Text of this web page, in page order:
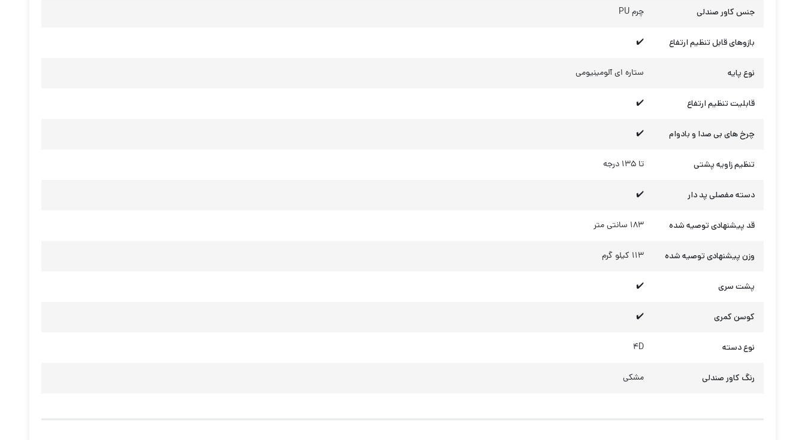
جنس کاور صندلی چرم PU
بازوهای قابل تنظیم ارتفاع ✔️
نوع پایه ستاره ای آلومینیومی
قابلیت تنظیم ارتفاع ✔️
چرخ های بی صدا و بادوام ✔️
تنظیم زاویه پشتی تا 135 درجه
دسته مفصلی پد دار ✔️
قد پیشنهادی توصیه شده 183 سانتی متر
وزن پیشنهادی توصیه شده 113 کیلو گرم
پشت سری ✔️
کوسن کمری ✔️
نوع دسته 4D
رنگ کاور صندلی مشکی